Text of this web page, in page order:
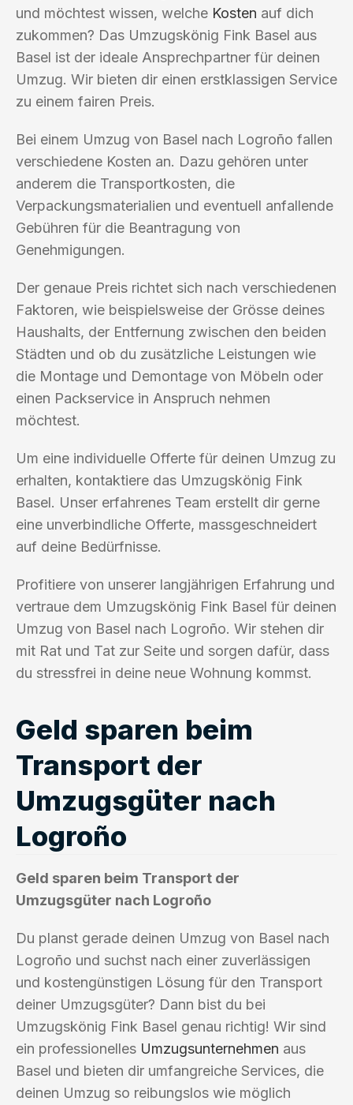
und möchtest wissen, welche Kosten auf dich
zukommen? Das Umzugskönig Fink Basel aus
Basel ist der ideale Ansprechpartner für deinen
Umzug. Wir bieten dir einen erstklassigen Service
zu einem fairen Preis.
Bei einem Umzug von Basel nach Logroño fallen
verschiedene Kosten an. Dazu gehören unter
anderem die Transportkosten, die
Verpackungsmaterialien und eventuell anfallende
Gebühren für die Beantragung von
Genehmigungen.
Der genaue Preis richtet sich nach verschiedenen
Faktoren, wie beispielsweise der Grösse deines
Haushalts, der Entfernung zwischen den beiden
Städten und ob du zusätzliche Leistungen wie
die Montage und Demontage von Möbeln oder
einen Packservice in Anspruch nehmen
möchtest.
Um eine individuelle Offerte für deinen Umzug zu
erhalten, kontaktiere das Umzugskönig Fink
Basel. Unser erfahrenes Team erstellt dir gerne
eine unverbindliche Offerte, massgeschneidert
auf deine Bedürfnisse.
Profitiere von unserer langjährigen Erfahrung und
vertraue dem Umzugskönig Fink Basel für deinen
Umzug von Basel nach Logroño. Wir stehen dir
mit Rat und Tat zur Seite und sorgen dafür, dass
du stressfrei in deine neue Wohnung kommst.
Geld sparen beim
Transport der
Umzugsgüter nach
Logroño
Geld sparen beim Transport der
Umzugsgüter nach Logroño
Du planst gerade deinen Umzug von Basel nach
Logroño und suchst nach einer zuverlässigen
und kostengünstigen Lösung für den Transport
deiner Umzugsgüter? Dann bist du bei
Umzugskönig Fink Basel genau richtig! Wir sind
ein professionelles Umzugsunternehmen aus
Basel und bieten dir umfangreiche Services, die
deinen Umzug so reibungslos wie möglich